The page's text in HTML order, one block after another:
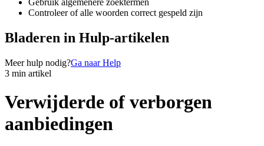
Gebruik algemenere zoektermen
Controleer of alle woorden correct gespeld zijn
Bladeren in Hulp-artikelen
Meer hulp nodig?Ga naar Help
3 min artikel
Verwijderde of verborgen
aanbiedingen